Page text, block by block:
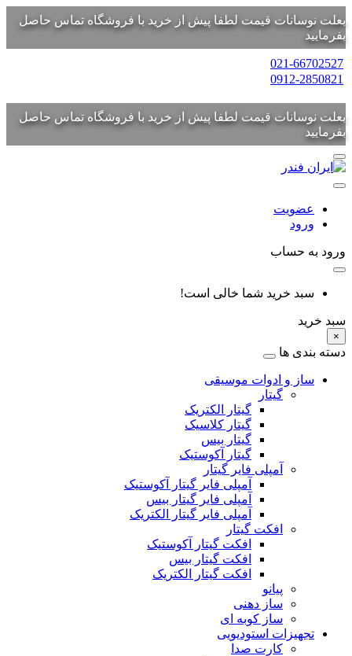
بعلت نوسانات قیمت لطفا پیش از خرید با فروشگاه تماس حاصل
بفرمایید
021-66702527
0912-2850821
بعلت نوسانات قیمت لطفا پیش از خرید با فروشگاه تماس حاصل
بفرمایید
عضویت
ورود
ورود به حساب
سبد خرید شما خالی است!
سبد خرید
×
دسته بندی ها
ساز و ادوات موسیقی
گیتار
گیتار الکتریک
گیتار کلاسیک
گیتار بیس
گیتار آکوستیک
آمپلی فایر گیتار
آمپلی فایر گیتار آکوستیک
آمپلی فایر گیتار بیس
آمپلی فایر گیتار الکتریک
افکت گیتار
افکت گیتار آکوستیک
افکت گیتار بیس
افکت گیتار الکتریک
پیانو
ساز دهنی
ساز کوبه ای
تجهیزات استودیویی
کارت صدا